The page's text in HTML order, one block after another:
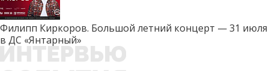
Филипп Киркоров. Большой летний концерт — 31 июля
в ДС «Янтарный»